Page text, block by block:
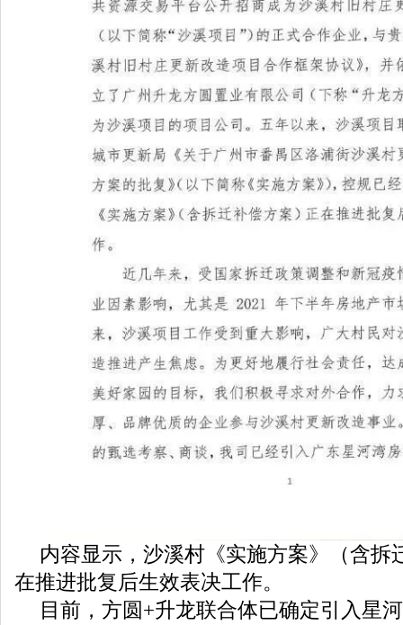
内容显示，沙溪村《实施方案》（含拆
在推进批复后生效表决工作。
目前，方圆+升龙联合体已确定引入星